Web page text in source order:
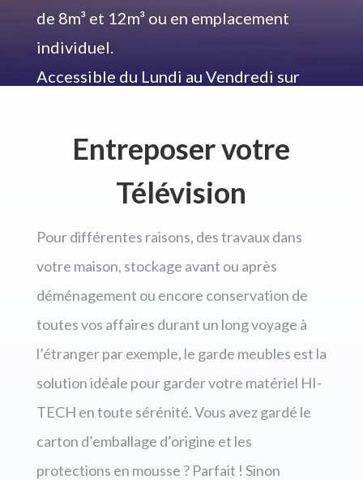
de 8m³ et 12m³ ou en emplacement
individuel.
Accessible du Lundi au Vendredi sur
Entreposer votre
Télévision
Pour différentes raisons, des travaux dans
votre maison, stockage avant ou après
déménagement ou encore conservation de
toutes vos affaires durant un long voyage à
l’étranger par exemple, le garde meubles est la
solution idéale pour garder votre matériel HI-
TECH en toute sérénité. Vous avez gardé le
carton d’emballage d’origine et les
protections en mousse ? Parfait ! Sinon